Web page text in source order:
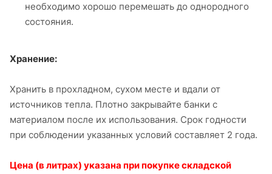
необходимо хорошо перемешать до однородного
состояния.
Хранение:
Хранить в прохладном, сухом месте и вдали от
источников тепла. Плотно закрывайте банки с
материалом после их использования. Срок годности
при соблюдении указанных условий составляет 2 года.
Цена (в литрах) указана при покупке складской